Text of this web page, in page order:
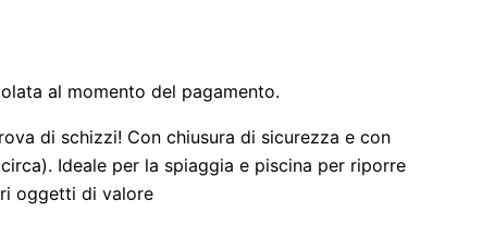
al momento del pagamento.
di schizzi! Con chiusura di sicurezza e con
Ideale per la spiaggia e piscina per riporre
oggetti di valore